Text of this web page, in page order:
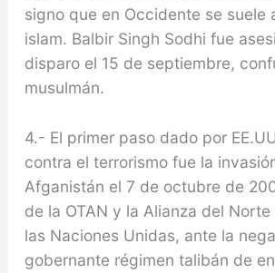
signo que en Occidente se suele
islam. Balbir Singh Sodhi fue
disparo el 15 de septiembre,
musulmán.
4.- El primer paso dado por
contra el terrorismo fue la
Afganistán el 7 de octubre de
de la OTAN y la Alianza del
las Naciones Unidas, ante la
gobernante régimen talibán de